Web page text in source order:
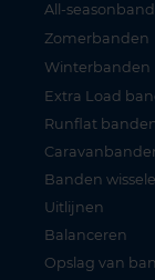
All-
Zomerbanden
Winterbanden
Extra Load
Runflat
Banden
Uitlijnen
Balanceren
Opslag van